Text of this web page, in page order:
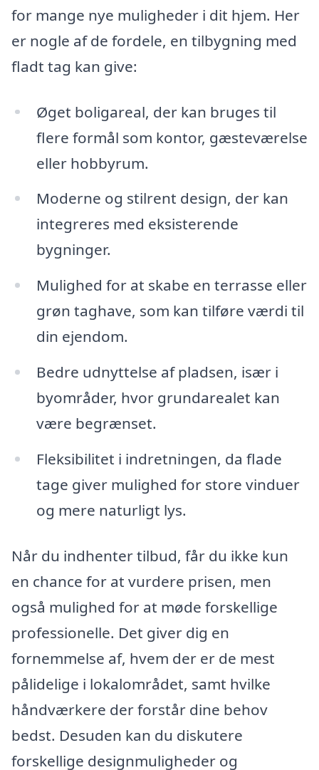
for mange nye muligheder i dit hjem. Her
er nogle af de fordele, en tilbygning med
fladt tag kan give:
Øget boligareal, der kan bruges til
flere formål som kontor, gæsteværelse
eller hobbyrum.
Moderne og stilrent design, der kan
integreres med eksisterende
bygninger.
Mulighed for at skabe en terrasse eller
grøn taghave, som kan tilføre værdi til
din ejendom.
Bedre udnyttelse af pladsen, især i
byområder, hvor grundarealet kan
være begrænset.
Fleksibilitet i indretningen, da flade
tage giver mulighed for store vinduer
og mere naturligt lys.
Når du indhenter tilbud, får du ikke kun
en chance for at vurdere prisen, men
også mulighed for at møde forskellige
professionelle. Det giver dig en
fornemmelse af, hvem der er de mest
pålidelige i lokalområdet, samt hvilke
håndværkere der forstår dine behov
bedst. Desuden kan du diskutere
forskellige designmuligheder og